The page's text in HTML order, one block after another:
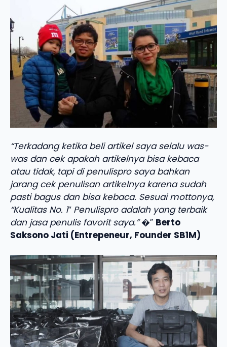
“Terkadang ketika beli artikel saya selalu was-
was dan cek apakah artikelnya bisa kebaca
atau tidak, tapi di penulispro saya bahkan
jarang cek penulisan artikelnya karena sudah
pasti bagus dan bisa kebaca. Sesuai mottonya,
“Kualitas No. 1″ Penulispro adalah yang terbaik
dan jasa penulis favorit saya.”�” Berto
Saksono Jati (Entrepeneur, Founder SB1M)